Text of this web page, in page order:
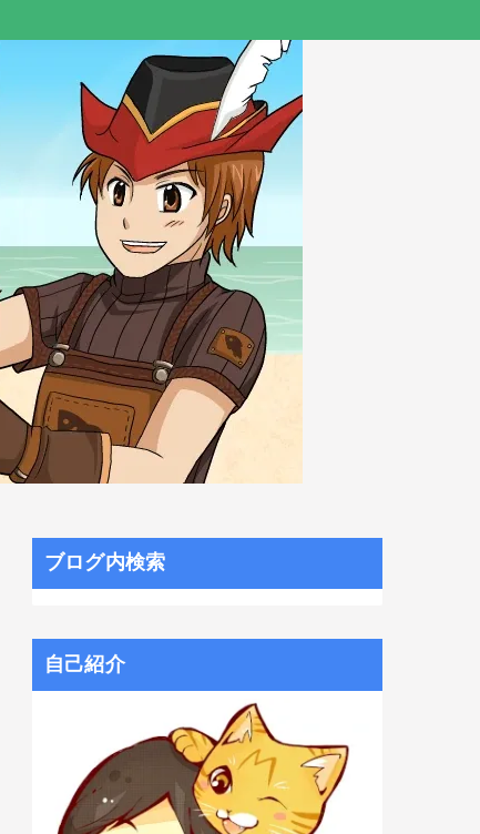
ブログ内検索
自己紹介